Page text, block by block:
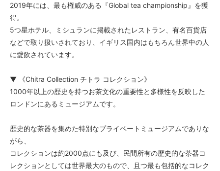
2019年には、最も権威のある『Global tea championship』を獲
得。
5つ星ホテル、ミシュランに掲載されたレストラン、有名百貨店
などで取り扱いされており、イギリス国内はもちろん世界中の人
に愛飲されています。
▼ 《Chitra Collection チトラ コレクション》
1000年以上の歴史を持つお茶文化の重要性と多様性を反映した
ロンドンにあるミュージアムです。
歴史的な茶器を集めた特別なプライベートミュージアムでありな
がら、
コレクションは約2000点にも及び、民間所有の歴史的な茶器コ
レクションとしては世界最大のもので、且つ最も包括的なコレク